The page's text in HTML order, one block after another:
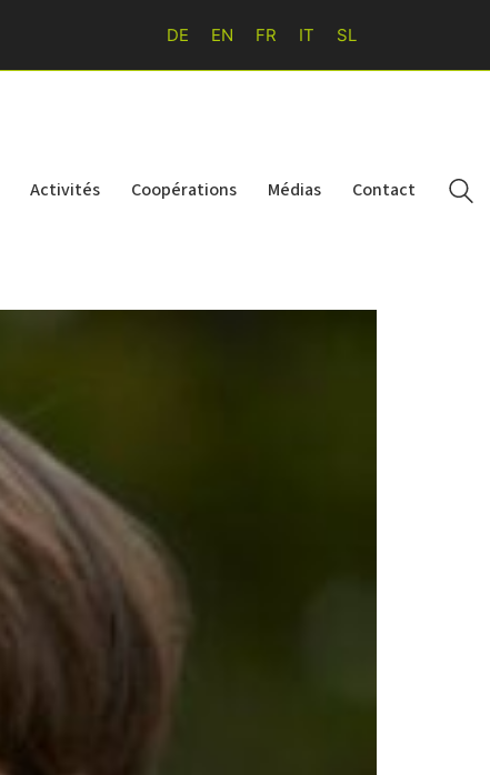
DE EN FR IT SL
Activités Coopérations Médias Contact